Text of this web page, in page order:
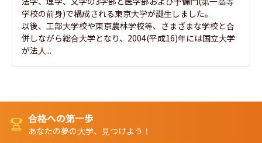
学校の前身)で構成される東京大学が誕生しました。
以後、工部大学校や東京農林学校等、さまざまな学校と合
併しながら総合大学となり、2004(平成16)年には国立大学
が法人...
合格への第一歩
あなたの夢の大学、見つけよう！